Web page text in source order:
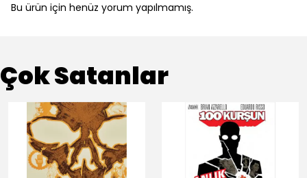
Bu ürün için henüz yorum yapılmamış.
Çok Satanlar